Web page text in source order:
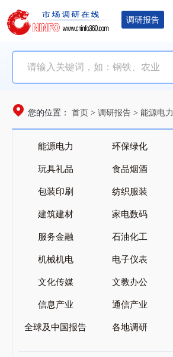
调研报告
您的位置： 首页 > 调研报告 > 能源电力
能源电力 环保绿化
玩具礼品 食品烟酒
包装印刷 纺织服装
建筑建材 家电数码
服务金融 石油化工
机械机电 电子仪表
文化传媒 文教办公
信息产业 通信产业
全球及中国报告 各地调研